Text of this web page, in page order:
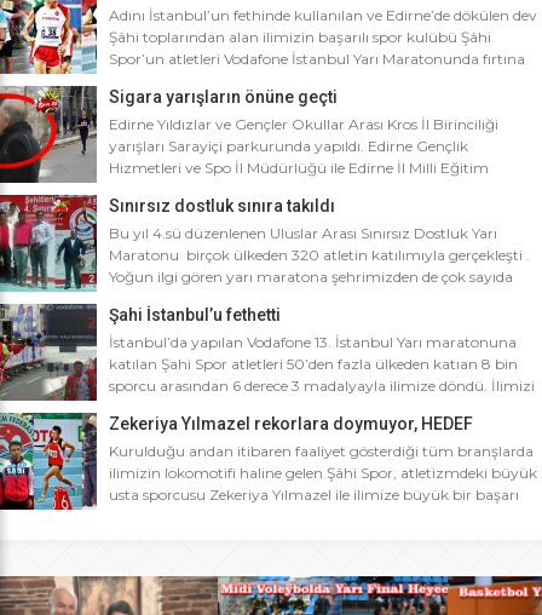
Adını İstanbul’un fethinde kullanılan ve Edirne’de dökülen dev
Şâhi toplarından alan ilimizin başarılı spor kulübü Şâhi
Spor’un atletleri Vodafone İstanbul Yarı Maratonunda fırtına
Vodafone İstanbul Yarı Maratonu’na ilimizden Şâhi Spor 5
sporcusuyla katıldı. Vodafone İstanbul Yarı Maratonu 10 bin
metre yarışına toplamda 4 bin […]
Sigara yarışların önüne geçti
Edirne Yıldızlar ve Gençler Okullar Arası Kros İl Birinciliği
yarışları Sarayiçi parkurunda yapıldı. Edirne Gençlik
Hizmetleri ve Spo İl Müdürlüğü ile Edirne İl Milli Eğitim
Birinciliği yarışları Sarayiçi parkurunda yapıldı. Oldukça soğuk
ve yağmurlu bir havada düzenlenen yarışlara katılımın
yoğun olması atletizm adına sevindirici bulunurken Atletizm
Federasyonu İl […]
Sınırsız dostluk sınıra takıldı
Bu yıl 4.sü düzenlenen Uluslar Arası Sınırsız Dostluk Yarı
Maratonu birçok ülkeden 320 atletin katılımıyla gerçekleşti .
Yoğun ilgi gören yarı maratona şehrimizden de çok sayıda
Ali Soydan tarafından yeni kurulmasına rağmen bir çok
branşta başarıdan başarıya koşan Edirne Al Kan Spor Kulübü
de […]
Şahi İstanbul’u fethetti
İstanbul’da yapılan Vodafone 13. İstanbul Yarı maratonuna
katılan Şahi Spor atletleri 50’den fazla ülkeden katıan 8 bin
sporcu arasından 6 derece 3 madalyayla ilimize döndü. İlimizi
spor, başarılarına bir yensini ekledi. İstanbul’da yapılan ve
50’yi aşkın ülkeden 8 bin sporcunun katıldığı Vodafone 13.
İstanbul Yarı Maratonuna katılan […]
Zekeriya Yılmazel rekorlara doymuyor, HEDEF
OLİMPİYAT ŞAMPİYONLUĞU
Kurulduğu andan itibaren faaliyet gösterdiği tüm branşlarda
ilimizin lokomotifi haline gelen Şâhi Spor, atletizmdeki büyük
usta sporcusu Zekeriya Yılmazel ile ilimize büyük bir başarı
başarılarına yenilerini ekledi. İstanbul Ataköy’de 11-12 Mart
2017 tarihlerinde düzenlenen Masterlar […]